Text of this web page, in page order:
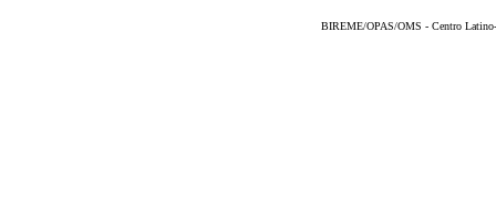
BIREME/OPAS/OMS - Centro Latino-